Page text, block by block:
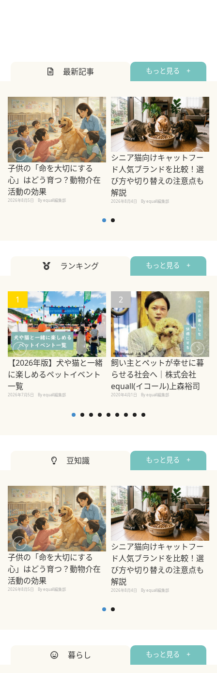
最新記事 もっと見る +
子供の「命を大切にする
心」はどう育つ？動物介在
活動の効果
2026年8月5日 By equall編集部
シニア猫向けキャットフー
ド人気ブランドを比較！選
び方や切り替えの注意点も
解説
2026年8月4日 By equall編集部
ランキング もっと見る +
1
【2026年版】犬や猫と一緒
に楽しめるペットイベント
一覧
2026年7月5日 By equall編集部
2
飼い主とペットが幸せに暮
らせる社会へ｜株式会社
equall(イコール)上森裕司
2020年4月1日 By equall編集部
豆知識 もっと見る +
子供の「命を大切にする
心」はどう育つ？動物介在
活動の効果
2026年8月5日 By equall編集部
シニア猫向けキャットフー
ド人気ブランドを比較！選
び方や切り替えの注意点も
解説
2026年8月4日 By equall編集部
暮らし もっと見る +